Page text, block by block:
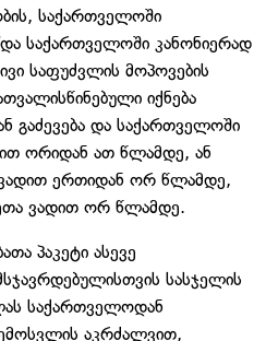
საქართველოში
საქართველოში კანონიერად
საფუძვლის მოპოვების
იქნება
გაძევება და საქართველოში
ორიდან ათ წლამდე, ან
ვადით ერთიდან ორ წლამდე,
ვადით ორ წლამდე.
პაკეტი ასევე
სასჯელის
საქართველოდან
აკრძალვით,